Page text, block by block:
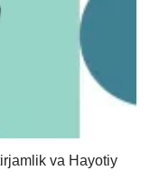
va Hayotiy